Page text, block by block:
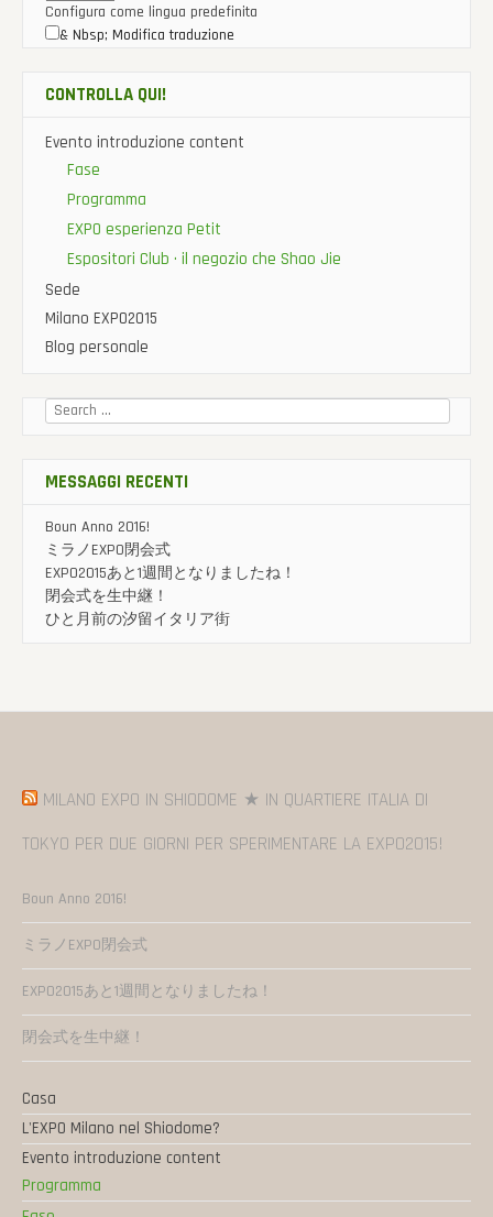
Configura come lingua predefinita
& Nbsp; Modifica traduzione
CONTROLLA QUI!
Evento introduzione content
Fase
Programma
EXPO esperienza Petit
Espositori Club · il negozio che Shao Jie
Sede
Milano EXPO2015
Blog personale
Cercare:
MESSAGGI RECENTI
Boun Anno 2016!
ミラノEXPO閉会式
EXPO2015あと1週間となりましたね！
閉会式を生中継！
ひと月前の汐留イタリア街
MILANO EXPO IN SHIODOME ★ IN QUARTIERE ITALIA DI
TOKYO PER DUE GIORNI PER SPERIMENTARE LA EXPO2015!
Boun Anno 2016!
ミラノEXPO閉会式
EXPO2015あと1週間となりましたね！
閉会式を生中継！
Casa
L'EXPO Milano nel Shiodome?
Evento introduzione content
Programma